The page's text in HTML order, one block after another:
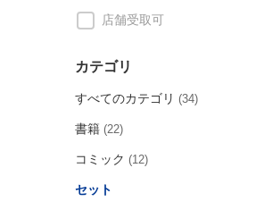
店舗受取可
カテゴリ
すべてのカテゴリ (34)
書籍 (22)
コミック (12)
セット